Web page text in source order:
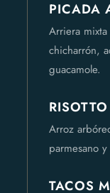
PICADA
Arriera
chicharrón,
guacamole.
Arroz
parmesano
TACOS